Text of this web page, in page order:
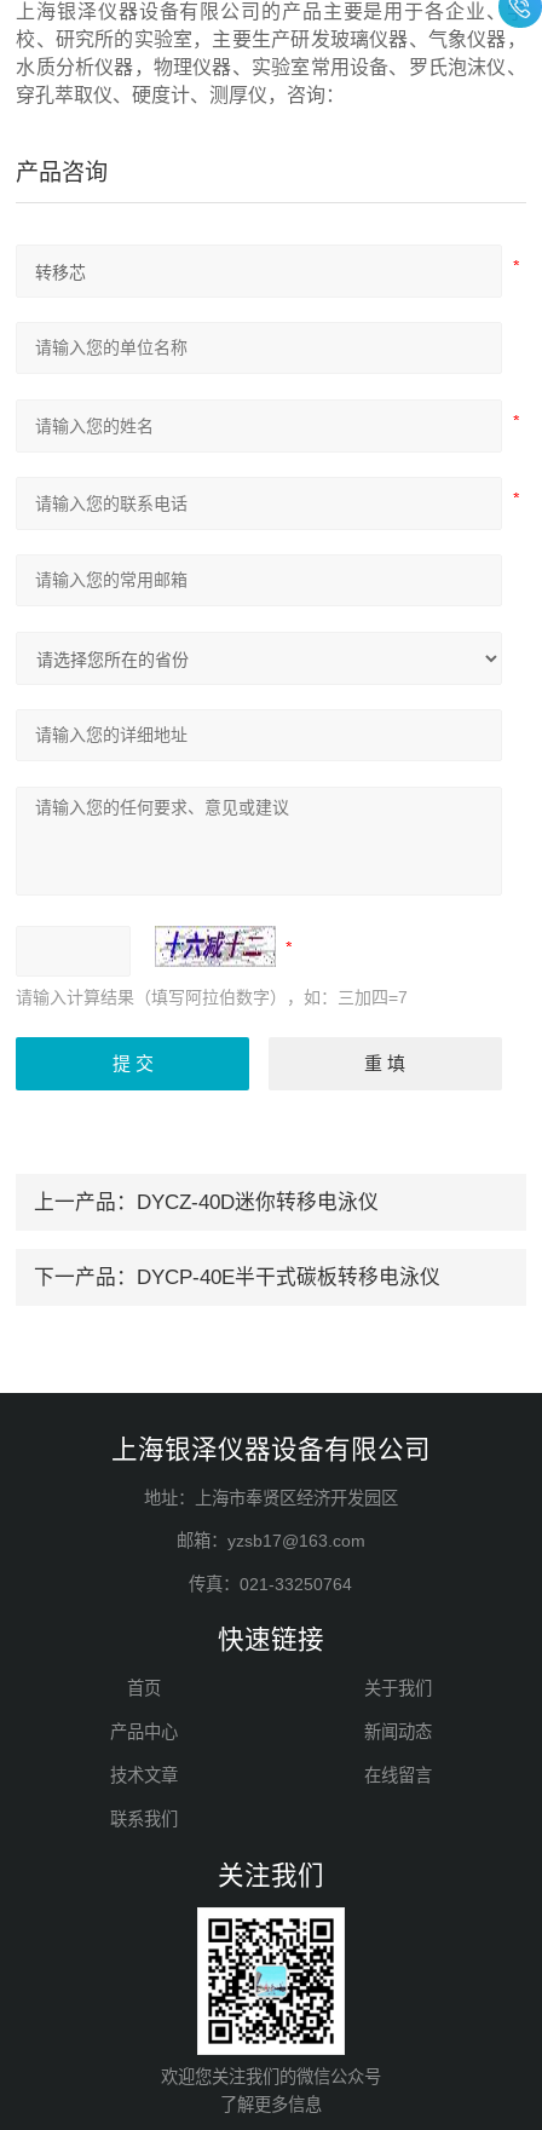
上海银泽仪器设备有限公司的产品主要是用于各企业、学
校、研究所的实验室，主要生产研发玻璃仪器、气象仪器，
水质分析仪器，物理仪器、实验室常用设备、罗氏泡沫仪、
穿孔萃取仪、硬度计、测厚仪，咨询：
产品咨询
请输入计算结果（填写阿拉伯数字），如：三加四=7
上一产品： DYCZ-40D迷你转移电泳仪
下一产品： DYCP-40E半干式碳板转移电泳仪
上海银泽仪器设备有限公司
地址：上海市奉贤区经济开发园区
邮箱：yzsb17@163.com
传真：021-33250764
快速链接
首页 关于我们
产品中心 新闻动态
技术文章 在线留言
联系我们
关注我们
欢迎您关注我们的微信公众号
了解更多信息